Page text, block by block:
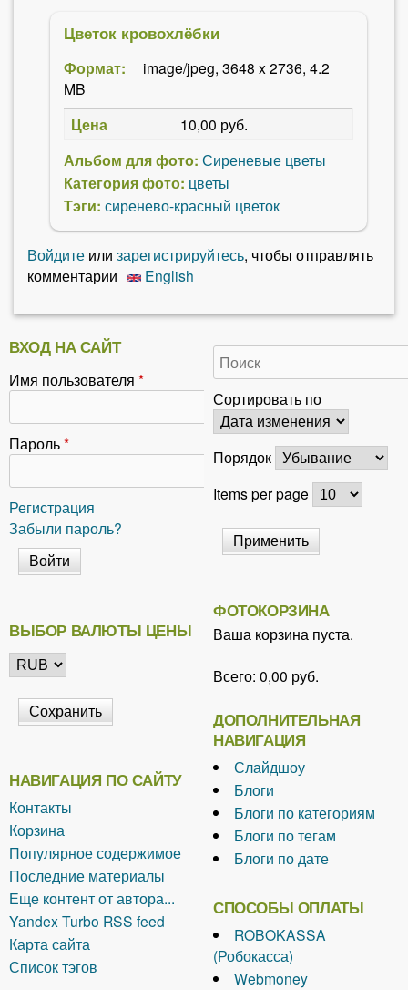
Цветок кровохлёбки
Формат:
image/jpeg, 3648 x 2736, 4.2
MB
Цена 10,00 руб.
Альбом для фото: Сиреневые цветы
Категория фото: цветы
Тэги: сиренево-красный цветок
Войдите или зарегистрируйтесь, чтобы отправлять
комментарии
English
ВХОД НА САЙТ
Имя пользователя *
Пароль*
Регистрация
Забыли пароль?
ВЫБОР ВАЛЮТЫ ЦЕНЫ
НАВИГАЦИЯ ПО САЙТУ
Контакты
Корзина
Популярное содержимое
Последние материалы
Еще контент от автора...
Yandex Turbo RSS feed
Карта сайта
Список тэгов
Сортировать по
Порядок
Items per page
ФОТОКОРЗИНА
Ваша корзина пуста.
Всего: 0,00 руб.
ДОПОЛНИТЕЛЬНАЯ
НАВИГАЦИЯ
Слайдшоу
Блоги
Блоги по категориям
Блоги по тегам
Блоги по дате
СПОСОБЫ ОПЛАТЫ
ROBOKASSA
(Робокасса)
Webmoney